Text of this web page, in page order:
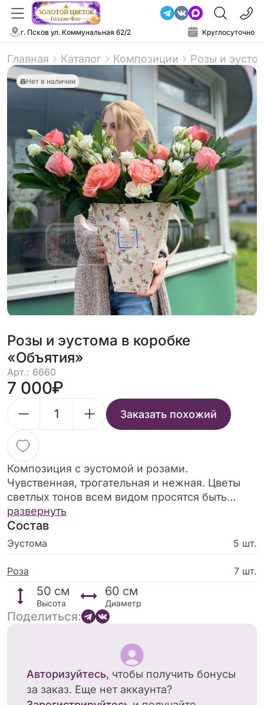
г. Псков ул. Коммунальная 62/2 Круглосуточно
Главная Каталог Композиции Розы и
Нет в наличии
Розы и эустома в коробке
«Объятия»
Арт.: 6660
7 000
Заказать похожий
Композиция с эустомой и розами.
Чувственная, трогательная и нежная. Цветы
светлых тонов всем видом просятся быть
подаренными нежной юной особе, в руках
которой они будут олицетворять подлинную
чистоту.
развернуть
Состав
Эустома 5 шт.
Роза 7 шт.
50 см
Высота
60 см
Диаметр
Поделиться:
Авторизуйтесь, чтобы получить бонусы
за заказ. Еще нет аккаунта?